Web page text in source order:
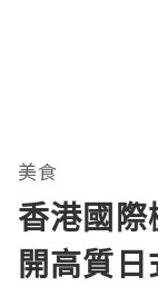
美食
香港國
開高質